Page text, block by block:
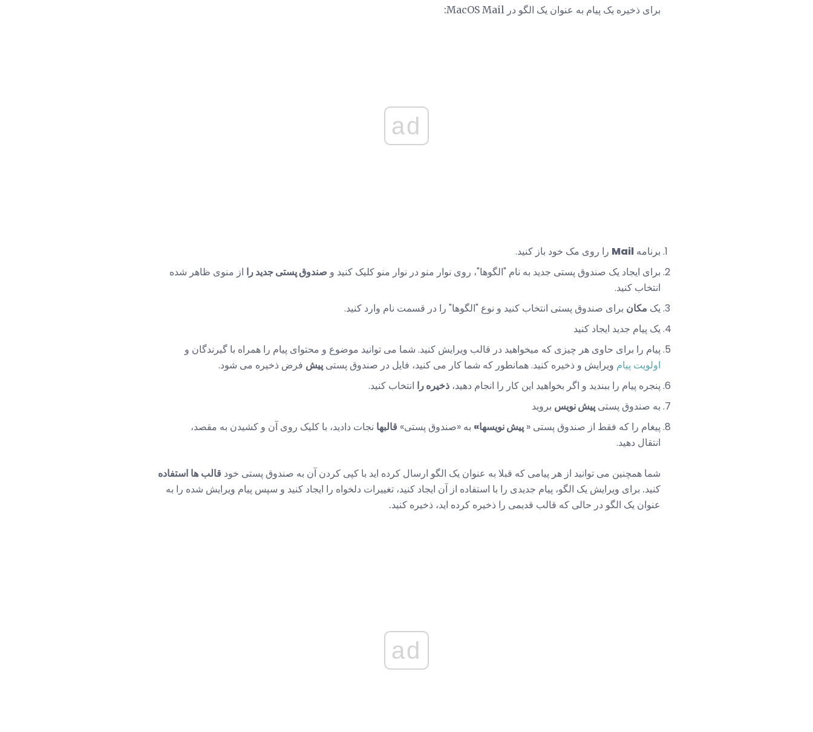
برای ذخیره یک پیام به عنوان یک الگو در MacOS Mail:
ad
برنامه Mail را روی مک خود باز کنید.
برای ایجاد یک صندوق پستی جدید به نام "الگوها"، روی نوار منو در نوار منو کلیک کنید و صندوق پستی جدید را از منوی ظاهر شده
انتخاب کنید.
یک مکان برای صندوق پستی انتخاب کنید و نوع "الگوها" را در قسمت نام وارد کنید.
یک پیام جدید ایجاد کنید
پیام را برای حاوی هر چیزی که میخواهید در قالب ویرایش کنید. شما می توانید موضوع و محتوای پیام را همراه با گیرندگان و
اولویت پیام ویرایش و ذخیره کنید. همانطور که شما کار می کنید، فایل در صندوق پستیپیش فرض ذخیره می شود.
پنجره پیام را ببندید و اگر بخواهید این کار را انجام دهید، ذخیره را انتخاب کنید.
به صندوق پستیپیش نویس بروید
پیغام را که فقط از صندوق پستی «پیش نویسها» به «صندوق پستی» قالبها نجات دادید، با کلیک روی آن و کشیدن به مقصد،
انتقال دهید.
شما همچنین می توانید از هر پیامی که قبلا به عنوان یک الگو ارسال کرده اید با کپی کردن آن به صندوق پستی خود قالب ها استفاده
کنید. برای ویرایش یک الگو، پیام جدیدی را با استفاده از آن ایجاد کنید، تغییرات دلخواه را ایجاد کنید و سپس پیام ویرایش شده را به
عنوان یک الگو در حالی که قالب قدیمی را ذخیره کرده اید، ذخیره کنید.
ad